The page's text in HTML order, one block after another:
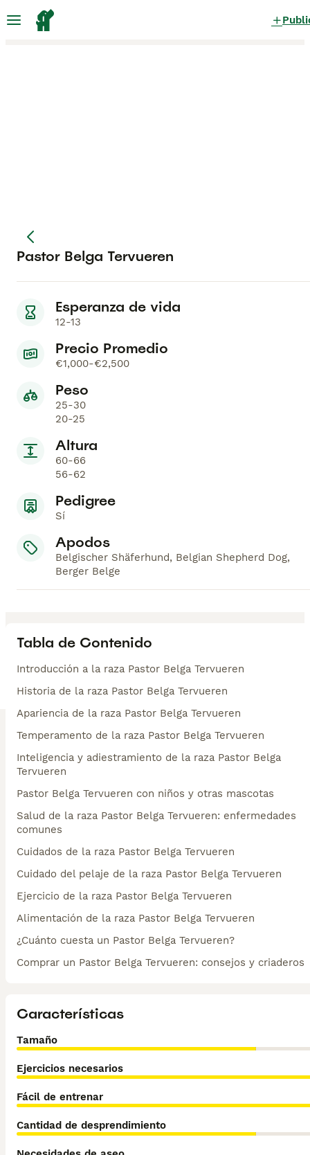
Pastor Belga Tervueren
Esperanza de vida
12-13
Precio Promedio
€1,000-€2,500
Peso
25-30
20-25
Altura
60-66
56-62
Pedigree
Sí
Apodos
Belgischer Shäferhund, Belgian Shepherd Dog,
Berger Belge
Tabla de Contenido
Introducción a la raza Pastor Belga Tervueren
Historia de la raza Pastor Belga Tervueren
Apariencia de la raza Pastor Belga Tervueren
Temperamento de la raza Pastor Belga Tervueren
Inteligencia y adiestramiento de la raza Pastor Belga
Tervueren
Pastor Belga Tervueren con niños y otras mascotas
Salud de la raza Pastor Belga Tervueren: enfermedades
comunes
Cuidados de la raza Pastor Belga Tervueren
Cuidado del pelaje de la raza Pastor Belga Tervueren
Ejercicio de la raza Pastor Belga Tervueren
Alimentación de la raza Pastor Belga Tervueren
¿Cuánto cuesta un Pastor Belga Tervueren?
Comprar un Pastor Belga Tervueren: consejos y criaderos
Características
Tamaño
Ejercicios necesarios
Fácil de entrenar
Cantidad de desprendimiento